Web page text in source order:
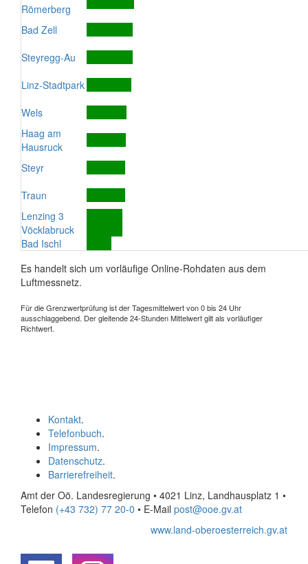
Römerberg
Bad Zell
Steyregg-Au
Linz-Stadtpark
Wels
Haag am
Hausruck
Steyr
Traun
Lenzing 3
Vöcklabruck
Bad Ischl
Es handelt sich um vorläufige Online-Rohdaten aus dem
Luftmessnetz.
Für die Grenzwertprüfung ist der Tagesmittelwert von 0 bis 24 Uhr
ausschlaggebend. Der gleitende 24-Stunden Mittelwert gilt als vorläufiger
Richtwert.
Kontakt.
Telefonbuch.
Impressum.
Datenschutz.
Barrierefreiheit.
Amt der Oö. Landesregierung • 4021 Linz, Landhausplatz 1 •
Telefon (+43 732) 77 20-0 • E-Mail post@ooe.gv.at
www.land-oberoesterreich.gv.at